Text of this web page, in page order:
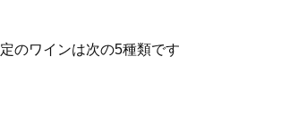
のワインは次の5種類です